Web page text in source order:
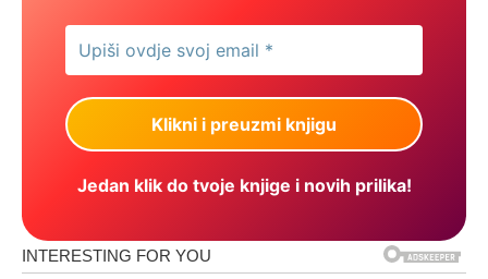
Jedan klik do tvoje knjige i novih prilika!